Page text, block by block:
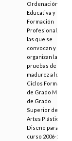
Ordenación
Educativa y
Formación
Profesional, por
las que se
convocan y
organizan las las
pruebas de
madurez a los
Ciclos Formativos
de Grado Medio y
de Grado
Superior de las
Artes Plásticas y
Diseño para el
curso 2006-2007